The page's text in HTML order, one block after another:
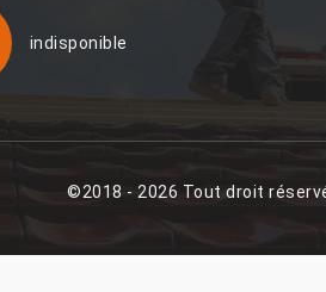
indisponible
©2018 - 2026 Tout droit